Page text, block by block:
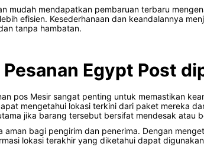
mudah mendapatkan pembaruan terbaru
efisien. Kesederhanaan dan keandalannya
tanpa hambatan.
Egypt Post
pos Mesir sangat penting untuk memastikan
mengetahui lokasi terkini dari paket mereka
jika barang tersebut bersifat mendesak atau
aman bagi pengirim dan penerima. Dengan
lokasi terakhir yang diketahui dapat